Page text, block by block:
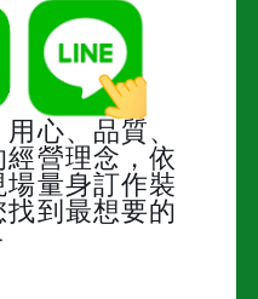
用心、品質、
經營理念，依
場量身訂作裝
找到最想要的